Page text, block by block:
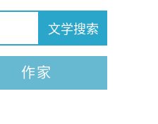
作家